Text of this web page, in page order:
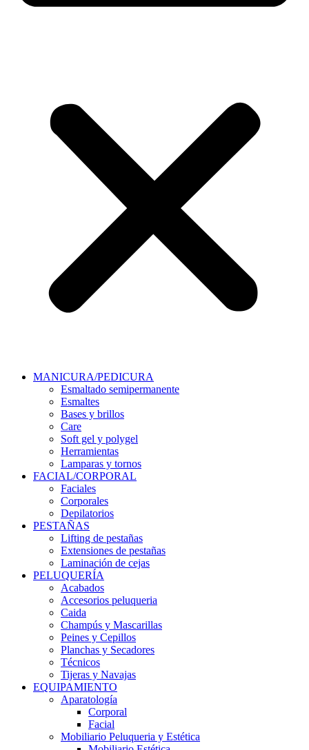
MANICURA/PEDICURA
Esmaltado semipermanente
Esmaltes
Bases y brillos
Care
Soft gel y polygel
Herramientas
Lamparas y tornos
FACIAL/CORPORAL
Faciales
Corporales
Depilatorios
PESTAÑAS
Lifting de pestañas
Extensiones de pestañas
Laminación de cejas
PELUQUERÍA
Acabados
Accesorios peluqueria
Caida
Champús y Mascarillas
Peines y Cepillos
Planchas y Secadores
Técnicos
Tijeras y Navajas
EQUIPAMIENTO
Aparatología
Corporal
Facial
Mobiliario Peluqueria y Estética